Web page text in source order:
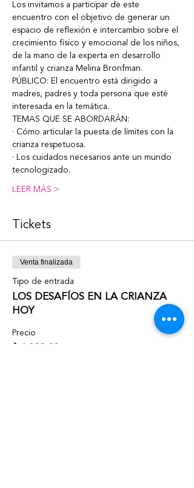
Los invitamos a participar de este
encuentro con el objetivo de generar un
espacio de reflexión e intercambio sobre el
crecimiento físico y emocional de los niños,
de la mano de la experta en desarrollo
infantil y crianza Melina Bronfman.
PÚBLICO: El encuentro está dirigido a
madres, padres y toda persona que esté
interesada en la temática.
TEMAS QUE SE ABORDARÁN:
· Cómo articular la puesta de límites con la
crianza respetuosa.
· Los cuidados necesarios ante un mundo
tecnologizado.
LEER MÁS >
Tickets
Venta finalizada
Tipo de entrada
LOS DESAFÍOS EN LA CRIANZA
HOY
Precio